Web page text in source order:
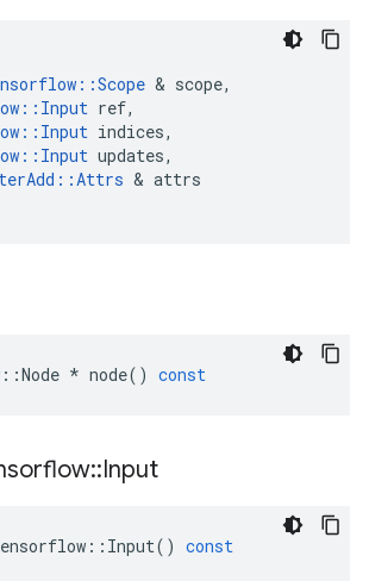
::Scope & scope,
:: Input ref,
:: Input indices,
:: Input updates,
::Attrs & attrs
::Node * node() const
::Input
:: Input() const